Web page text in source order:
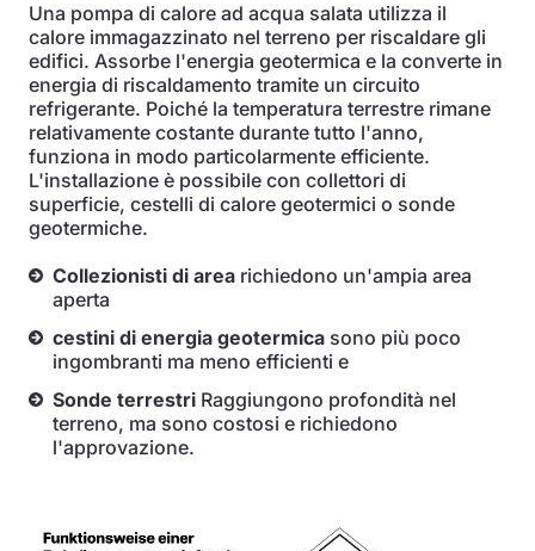
Una pompa di calore ad acqua salata utilizza il
calore immagazzinato nel terreno per riscaldare gli
edifici. Assorbe l'energia geotermica e la converte in
energia di riscaldamento tramite un circuito
refrigerante. Poiché la temperatura terrestre rimane
relativamente costante durante tutto l'anno,
funziona in modo particolarmente efficiente.
L'installazione è possibile con collettori di
superficie, cestelli di calore geotermici o sonde
geotermiche.
Collezionisti di area richiedono un'ampia area
aperta
cestini di energia geotermica sono più poco
ingombranti ma meno efficienti e
Sonde terrestri Raggiungono profondità nel
terreno, ma sono costosi e richiedono
l'approvazione.